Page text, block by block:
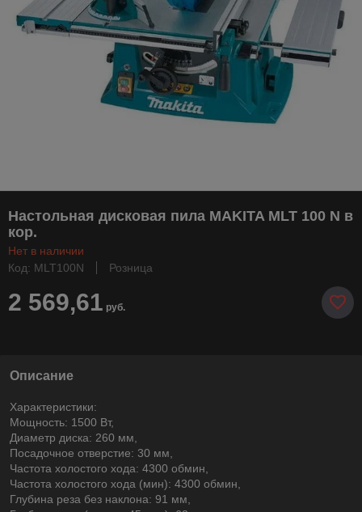
Настольная дисковая пила MAKITA MLT 100 N в
кор.
Нет в наличии
Код: MLT100N
Розница
2 569,61 руб.
Описание
Характеристики:
Мощность: 1500 Вт,
Диаметр диска: 260 мм,
Посадочное отверстие: 30 мм,
Частота холостого хода: 4300 обмин,
Частота холостого хода (мин): 4300 обмин,
Глубина реза без наклона: 91 мм,